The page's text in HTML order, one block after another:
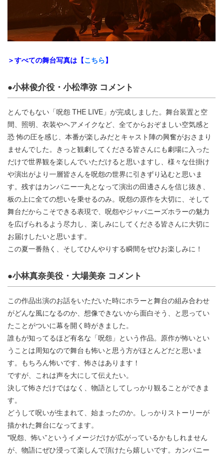
＞すべての舞台写真は【こちら】
●小林俊介役・小松準弥 コメント
とんでもない「呪怨 THE LIVE」が完成しました。舞台装置と空
間、照明、衣装やヘアメイクなど、全てからおぞましい空気感と
恐 怖の圧を感じ、本番が楽しみだとキャスト陣の興奮がおさまり
ませんでした。きっと観劇してくださる皆さんにも劇場に入った
だけで世界観を楽しんでいただけると思いますし、様々な仕掛け
や演出がより一層皆さんを呪怨の世界に引きずり込むと思いま
す。残すはカンパニー一丸となって演出の田邊さんを信じ抜き、
板の上に全ての想いを乗せるのみ。呪怨の原作を大切に、そして
舞台だからこそできる表現で、呪怨やジャパニーズホラーの魅力
を広げられるよう尽力し、楽しみにしてくださる皆さんに大切に
お届けしたいと思います。
この夏一番熱く、そしてひんやりする瞬間をぜひお楽しみに！
●小林真奈美役・大場美奈 コメント
この作品出演のお話をいただいた時にホラーと舞台の組み合わせ
がどんな風になるのか、想像できないから面白そう、と思ってい
たことがついに幕を開く時がきました。
誰もが知ってるほど有名な「呪怨」という作品。原作が怖いとい
うことは周知なので舞台も怖いと思う方がほとんどだと思いま
す。もちろん怖いです、怖さはあります！
ですが、これは声を大にして伝えたい。
決して怖さだけではなく、物語としてしっかり観ることができま
す。
どうして呪いが生まれて、始まったのか。しっかりストーリーが
描かれた舞台になってます。
"呪怨、怖い”というイメージだけが広がっているかもしれません
が、物語にぜひ浸って楽しんで頂けたら嬉しいです。カンパニー